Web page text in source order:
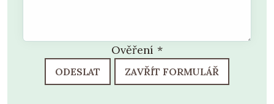
Ověření *
ODESLAT ZAVŘÍT FORMULÁŘ